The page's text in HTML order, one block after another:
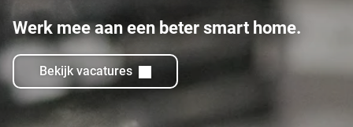
Werk mee aan een beter smart home.
Bekijk vacatures